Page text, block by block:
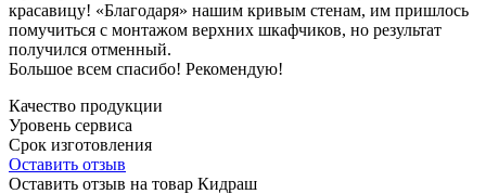
красавицу! «Благодаря» нашим кривым стенам, им пришлось
помучиться с монтажом верхних шкафчиков, но результат
получился отменный.
Большое всем спасибо! Рекомендую!
Качество продукции
Уровень сервиса
Срок изготовления
Оставить отзыв
Оставить отзыв на товар Кидраш